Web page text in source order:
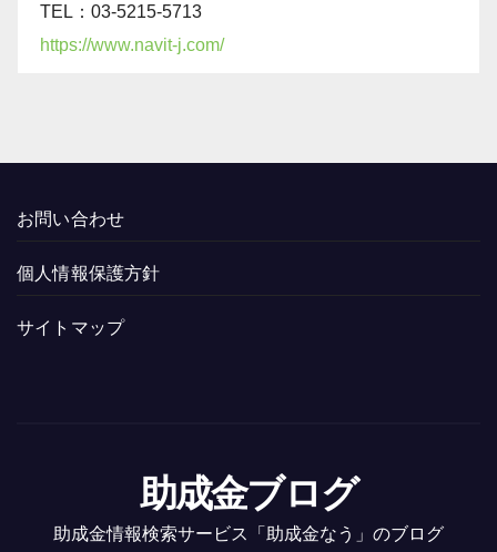
TEL：03-5215-5713
https://www.navit-j.com/
お問い合わせ
個人情報保護方針
サイトマップ
助成金ブログ
助成金情報検索サービス「助成金なう」のブログ